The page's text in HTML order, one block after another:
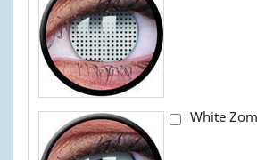
White